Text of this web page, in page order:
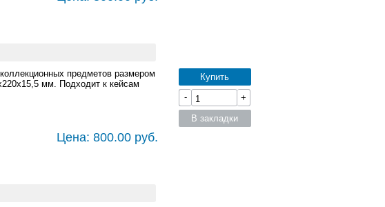
предметов размером
мм. Подходит к кейсам
Цена: 800.00 руб.
Купить
-
+
В закладки